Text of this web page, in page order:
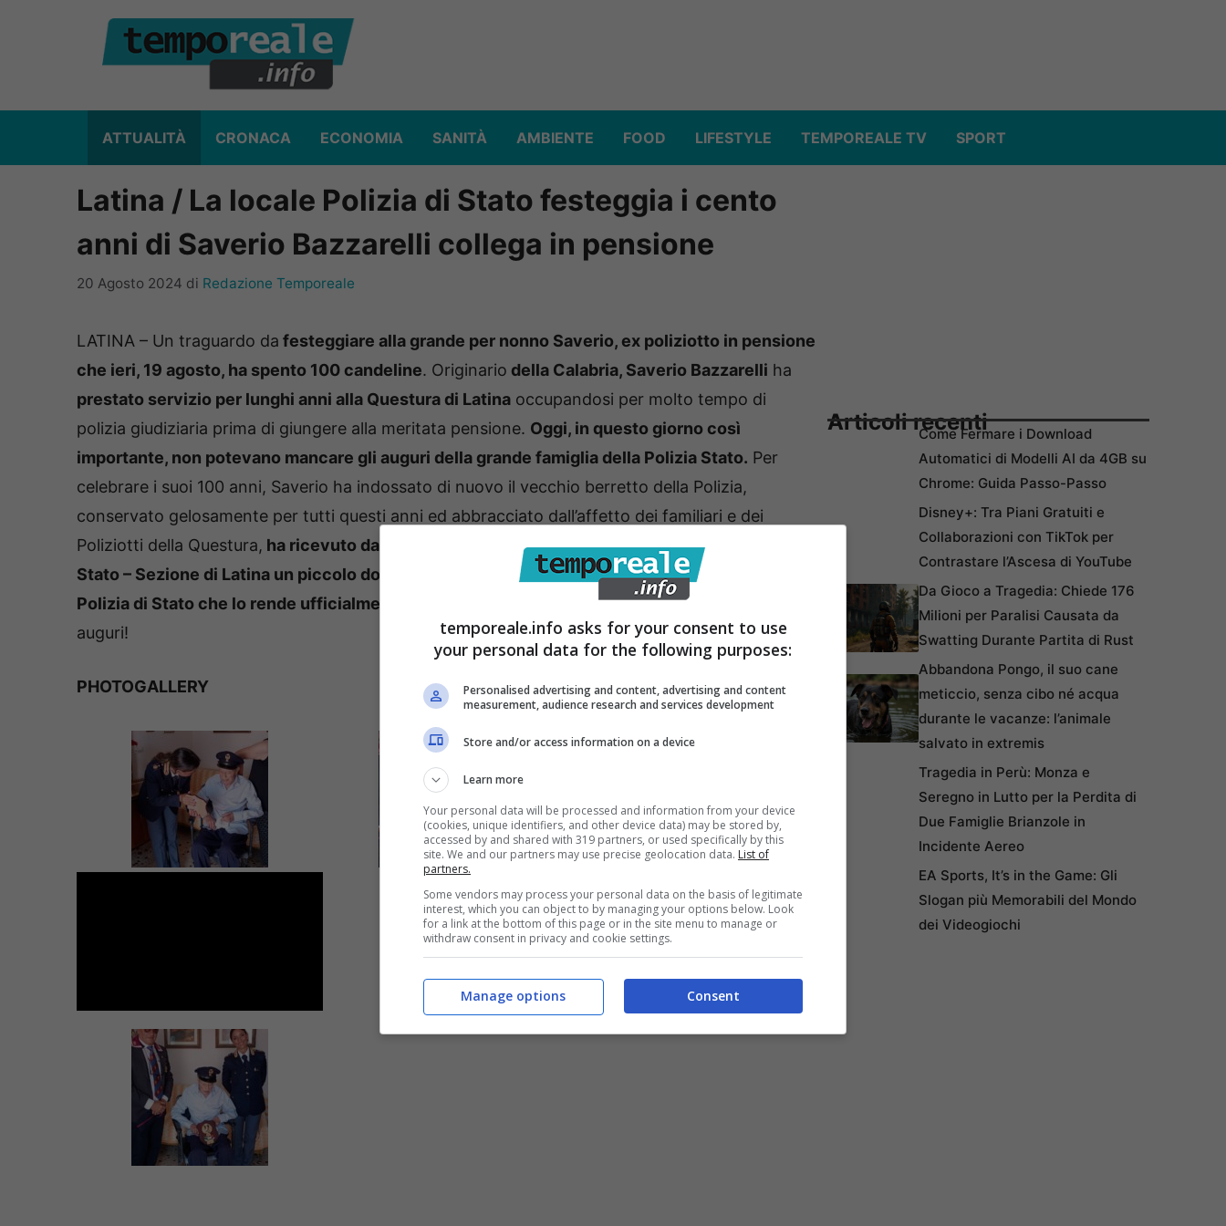
ATTUALITÀ CRONACA ECONOMIA SANITÀ AMBIENTE FOOD LIFESTYLE TEMPOREALE TV SPORT
Latina / La locale Polizia di Stato festeggia i cento
anni di Saverio Bazzarelli collega in pensione
20 Agosto 2024 di Redazione Temporeale
LATINA – Un traguardo da festeggiare alla grande per nonno Saverio, ex poliziotto in pensione
che ieri, 19 agosto, ha spento 100 candeline. Originario della Calabria, Saverio Bazzarelli ha
prestato servizio per lunghi anni alla Questura di Latina occupandosi per molto tempo di
polizia giudiziaria prima di giungere alla meritata pensione. Oggi, in questo giorno così
importante, non potevano mancare gli auguri della grande famiglia della Polizia Stato. Per
celebrare i suoi 100 anni, Saverio ha indossato di nuovo il vecchio berretto della Polizia,
conservato gelosamente per tutti questi anni ed abbracciato dall’affetto dei familiari e dei
Poliziotti della Questura, ha ricevuto dal Presidente dell’Associazione Nazionale della Polizia di
Stato – Sezione di Latina un piccolo dono, un Crest dell’Associazione dei Pensionati della
Polizia di Stato che lo rende ufficialmente socio onorario.
A Saverio vanno i nostri più cari
auguri!
PHOTOGALLERY
Articoli recentiCome Fermare i Download
Automatici di Modelli AI da 4GB su
Chrome: Guida Passo-Passo
Disney+: Tra Piani Gratuiti e
Collaborazioni con TikTok per
Contrastare l’Ascesa di YouTube
Da Gioco a Tragedia: Chiede 176
Milioni per Paralisi Causata da
Swatting Durante Partita di Rust
Abbandona Pongo, il suo cane
meticcio, senza cibo né acqua
durante le vacanze: l’animale
salvato in extremis
Tragedia in Perù: Monza e
Seregno in Lutto per la Perdita di
Due Famiglie Brianzole in
Incidente Aereo
EA Sports, It’s in the Game: Gli
Slogan più Memorabili del Mondo
dei Videogiochi
temporeale.info asks for your consent to use
your personal data for the following purposes:
Personalised advertising and content, advertising and content
measurement, audience research and services development
Store and/or access information on a device
Learn more
Your personal data will be processed and information from your device
(cookies, unique identifiers, and other device data) may be stored by,
accessed by and shared with 319 partners, or used specifically by this
site. We and our partners may use precise geolocation data. List of
partners.
Some vendors may process your personal data on the basis of legitimate
interest, which you can object to by managing your options below. Look
for a link at the bottom of this page or in the site menu to manage or
withdraw consent in privacy and cookie settings.
Consent
Manage options